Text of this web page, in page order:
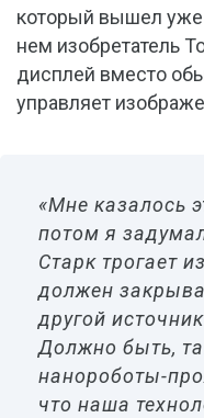
который вышел уже
нем изобретатель
дисплей вместо
управляет
«Мне казалось
потом я
Старк трогает
должен
другой
Должно быть,
нанороботы-
что наша